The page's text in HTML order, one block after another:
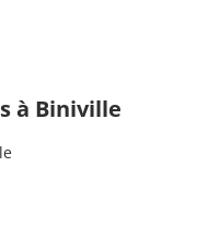
à Biniville